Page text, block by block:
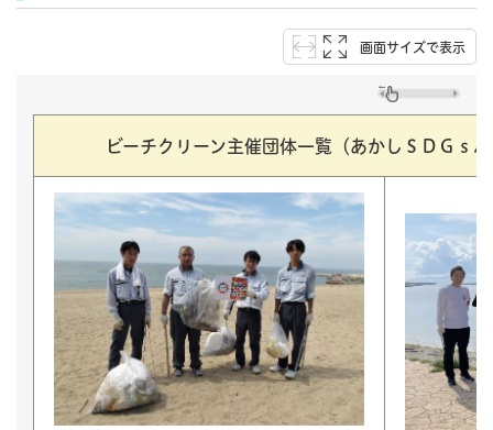
画面サイズで表示
ビーチクリーン主催団体一覧（あかしＳＤＧｓ